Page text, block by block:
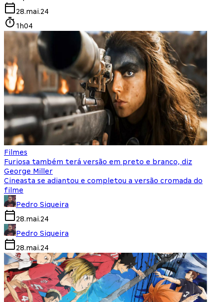
28.mai.24
1h04
Filmes
Furiosa também terá versão em preto e branco, diz
George Miller
Cineasta se adiantou e completou a versão cromada do
filme
Pedro Siqueira
28.mai.24
Pedro Siqueira
28.mai.24